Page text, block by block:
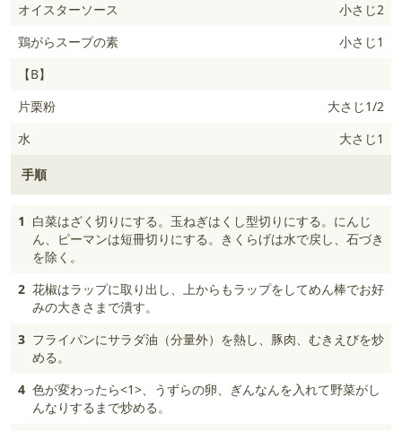
オイスターソース
小さじ2
鶏がらスープの素
小さじ1
【B】
片栗粉
大さじ1/2
水
大さじ1
手順
1 白菜はざく切りにする。玉ねぎはくし型切りにする。にんじ
ん、ピーマンは短冊切りにする。きくらげは水で戻し、石づき
を除く。
2 花椒はラップに取り出し、上からもラップをしてめん棒でお好
みの大きさまで潰す。
3 フライパンにサラダ油（分量外）を熱し、豚肉、むきえびを炒
める。
4 色が変わったら<1>、うずらの卵、ぎんなんを入れて野菜がし
んなりするまで炒める。